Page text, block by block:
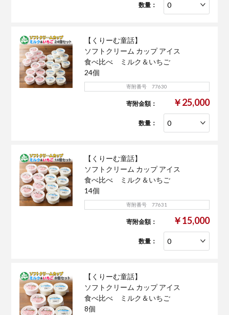
数量：
【くりーむ童話】
ソフトクリーム カップ アイス
食べ比べ ミルク＆いちご
24個
寄附番号 77630
寄附金額： ￥25,000
数量：
【くりーむ童話】
ソフトクリーム カップ アイス
食べ比べ ミルク＆いちご
14個
寄附番号 77631
寄附金額： ￥15,000
数量：
【くりーむ童話】
ソフトクリーム カップ アイス
食べ比べ ミルク＆いちご
8個